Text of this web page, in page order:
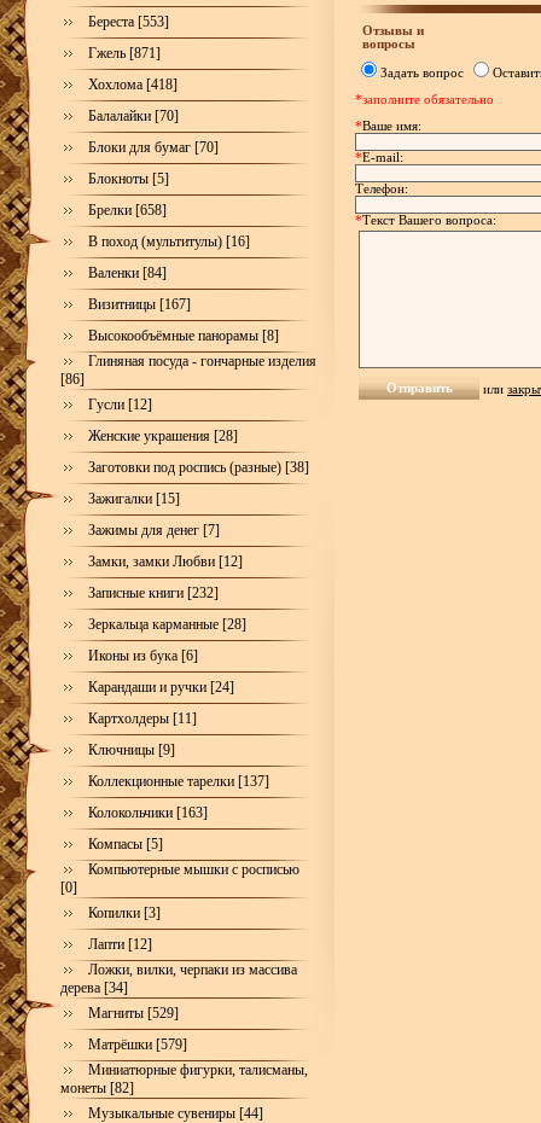
Береста [553]
Гжель [871]
Хохлома [418]
Балалайки [70]
Блоки для бумаг [70]
Блокноты [5]
Брелки [658]
В поход (мультитулы) [16]
Валенки [84]
Визитницы [167]
Высокообъёмные панорамы [8]
Глиняная посуда - гончарные изделия
[86]
Гусли [12]
Женские украшения [28]
Заготовки под роспись (разные) [38]
Зажигалки [15]
Зажимы для денег [7]
Замки, замки Любви [12]
Записные книги [232]
Зеркальца карманные [28]
Иконы из бука [6]
Карандаши и ручки [24]
Картхолдеры [11]
Ключницы [9]
Коллекционные тарелки [137]
Колокольчики [163]
Компасы [5]
Компьютерные мышки с росписью
[0]
Копилки [3]
Лапти [12]
Ложки, вилки, черпаки из массива
дерева [34]
Магниты [529]
Матрёшки [579]
Миниатюрные фигурки, талисманы,
монеты [82]
Музыкальные сувениры [44]
Отзывы и
вопросы
Задать вопрос
*заполните обязательно
*Ваше имя:
*E-mail:
Телефон:
*Текст Вашего вопроса:
или